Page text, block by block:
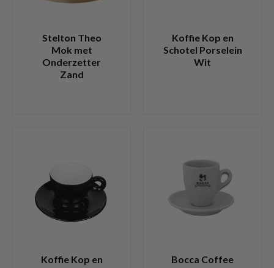
Stelton Theo
Mok met
Onderzetter
Zand
Koffie Kop en
Schotel Porselein
Wit
Koffie Kop en
Bocca Coffee